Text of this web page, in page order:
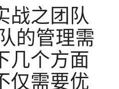
战之团队
的管理需
几个方面
仅需要优